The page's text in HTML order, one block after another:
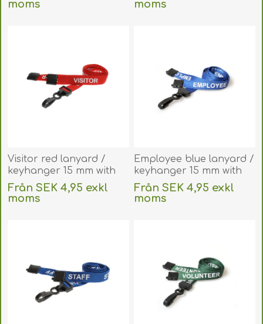
moms
moms
Visitor red lanyard /
keyhanger 15 mm with
plastic J clip. 60270604
(DE,SE,NO,FI,RO,PL)
Från SEK 4,95 exkl
moms
Employee blue lanyard /
keyhanger 15 mm with
plastic J clip. 60270583
(DE,SE,NO,FI,RO,PL)
Från SEK 4,95 exkl
moms